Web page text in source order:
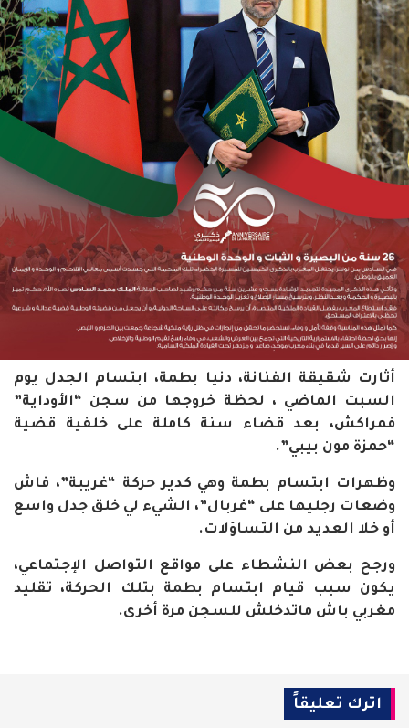
أثارت شقيقة الفنانة، دنيا بطمة، ابتسام الجدل يوم
السبت الماضي ، لحظة خروجها من سجن “الأوداية”
فمراكش، بعد قضاء سنة كاملة على خلفية قضية
“حمزة مون بيبي”.
وظهرات ابتسام بطمة وهي كدير حركة “غريبة”، فاش
وضعات رجليها على “غربال”، الشيء لي خلق جدل واسع
أو خلا العديد من التساؤلات.
ورجح بعض النشطاء على مواقع التواصل الإجتماعي،
يكون سبب قيام ابتسام بطمة بتلك الحركة، تقليد
مغربي باش ماتدخلش للسجن مرة أخرى.
اترك تعليقاً